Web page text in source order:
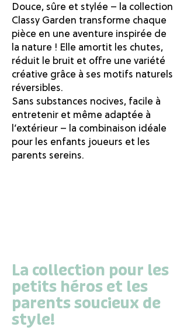
Douce, sûre et stylée – la collection
Classy Garden transforme chaque
pièce en une aventure inspirée de
la nature ! Elle amortit les chutes,
réduit le bruit et offre une variété
créative grâce à ses motifs naturels
réversibles.
Sans substances nocives, facile à
entretenir et même adaptée à
l’extérieur – la combinaison idéale
pour les enfants joueurs et les
parents sereins.
La collection pour les
petits héros et les
parents soucieux de
style!